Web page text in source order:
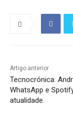
Artigo anterior
Tecnocrónica:
WhatsApp e
atualidade.